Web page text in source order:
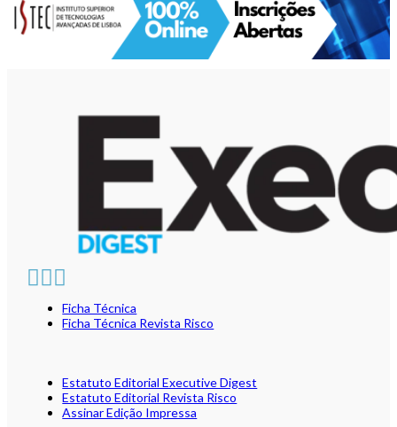
Ficha Técnica
Ficha Técnica Revista Risco
Estatuto Editorial Executive Digest
Estatuto Editorial Revista Risco
Assinar Edição Impressa